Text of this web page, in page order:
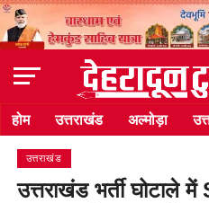
होम उत्तराखंड अल्मोड़ा
उत्तराखंड
उत्तराखंड भर्ती घोटाले में